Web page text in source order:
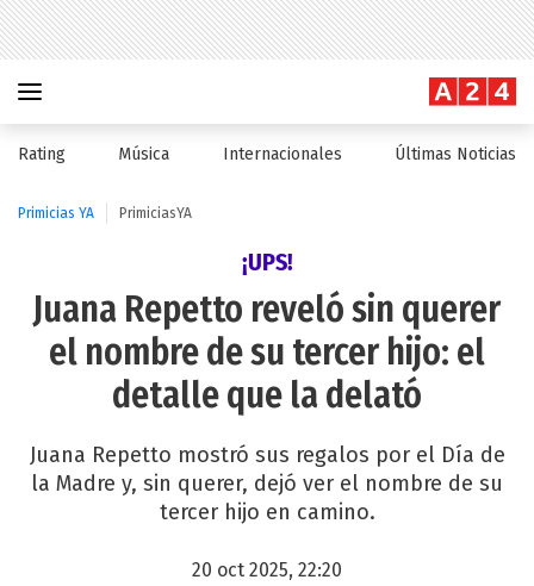
Rating Música Internacionales Últimas Noticias
Primicias YA PrimiciasYA
¡UPS!
Juana Repetto reveló sin querer
el nombre de su tercer hijo: el
detalle que la delató
Juana Repetto mostró sus regalos por el Día de
la Madre y, sin querer, dejó ver el nombre de su
tercer hijo en camino.
20 oct 2025, 22:20